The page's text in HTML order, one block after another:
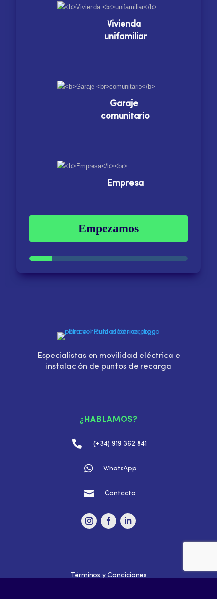
Vivienda
unifamiliar
Garaje
comunitario
Empresa
Empezamos
Especialistas en movilidad eléctrica e
instalación de puntos de recarga
¿HABLAMOS?
 (+34) 919 362 841
 WhatsApp
 Contacto
Términos y Condiciones